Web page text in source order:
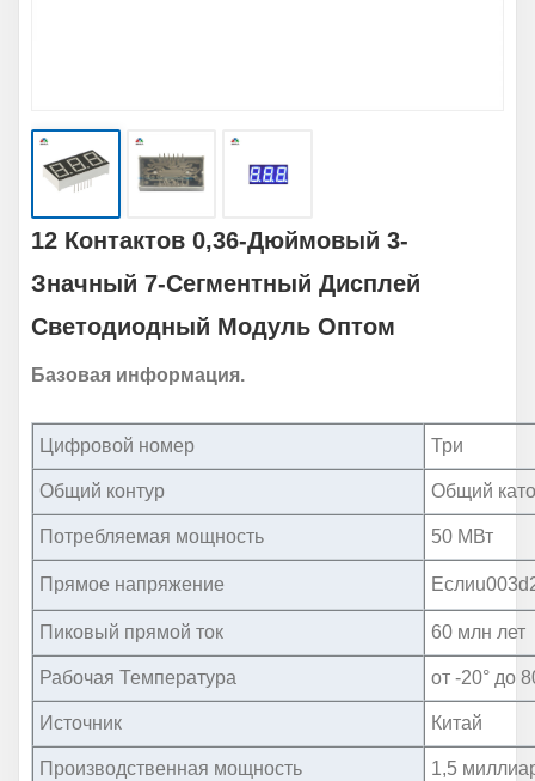
12 Контактов 0,36-Дюймовый 3-
Значный 7-Сегментный Дисплей
Светодиодный Модуль Оптом
Базовая информация.
Цифровой номер Три
Общий контур Общий
Потребляемая мощность 50 МВт
Прямое напряжение
Пиковый прямой ток 60 млн лет
Рабочая Температура от -20° до
Источник Китай
Производственная мощность 1,5